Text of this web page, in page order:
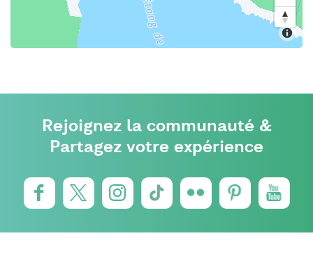
Rejoignez la communauté &
Partagez votre expérience